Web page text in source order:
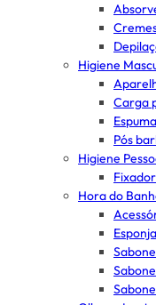
Higiene
Carga
Pós
Higiene
Hora do